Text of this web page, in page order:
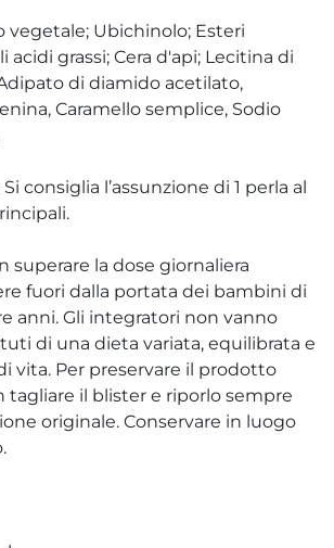
vegetale; Ubichinolo; Esteri
grassi; Cera d'api; Lecitina di
di diamido acetilato,
Caramello semplice, Sodio
Si consiglia l’assunzione di 1 perla al
superare la dose giornaliera
fuori dalla portata dei bambini di
anni. Gli integratori non vanno
di una dieta variata, equilibrata e
vita. Per preservare il prodotto
tagliare il blister e riporlo sempre
originale. Conservare in luogo